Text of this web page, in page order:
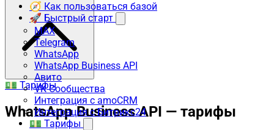
🧭 Как пользоваться базой
🚀 Быстрый старт
MAX
Telegram
WhatsApp
WhatsApp Business API
Авито
VK Сообщества
Интеграция с amoCRM
Интеграция с Битрикс24
💵 Тарифы
💵 Тарифы
WhatsApp Business API — тарифы